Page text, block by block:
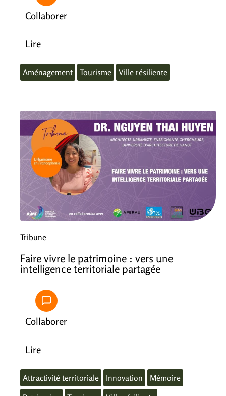
Collaborer
Lire
Aménagement Tourisme Ville résiliente
Tribune
Faire vivre le patrimoine : vers une
intelligence territoriale partagée
Collaborer
Lire
Attractivité territoriale Innovation
Mémoire